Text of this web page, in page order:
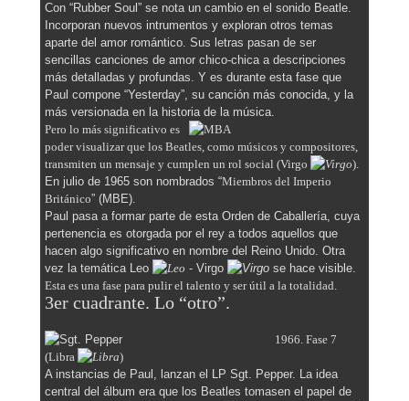
Con “Rubber Soul” se nota un cambio en el sonido Beatle.
Incorporan nuevos intrumentos y exploran otros temas
aparte del amor romántico. Sus letras pasan de ser
sencillas canciones de amor chico-chica a descripciones
más detalladas y profundas. Y es durante esta fase que
Paul compone “Yesterday”, su canción más conocida, y la
más versionada en la historia de la música.
Pero lo más significativo es
poder visualizar que los Beatles, como músicos y compositores,
transmiten un mensaje y cumplen un rol social (Virgo
).
En julio de 1965 son nombrados “Miembros del Imperio
Británico” (MBE).
Paul pasa a formar parte de esta Orden de Caballería, cuya
pertenencia es otorgada por el rey a todos aquellos que
hacen algo significativo en nombre del Reino Unido. Otra
vez la temática Leo
- Virgo
se hace visible.
Esta es una fase para pulir el talento y ser útil a la totalidad.
3er cuadrante. Lo “otro”.
1966. Fase 7
(Libra
)
A instancias de Paul, lanzan el LP Sgt. Pepper. La idea
central del álbum era que los Beatles tomasen el papel de